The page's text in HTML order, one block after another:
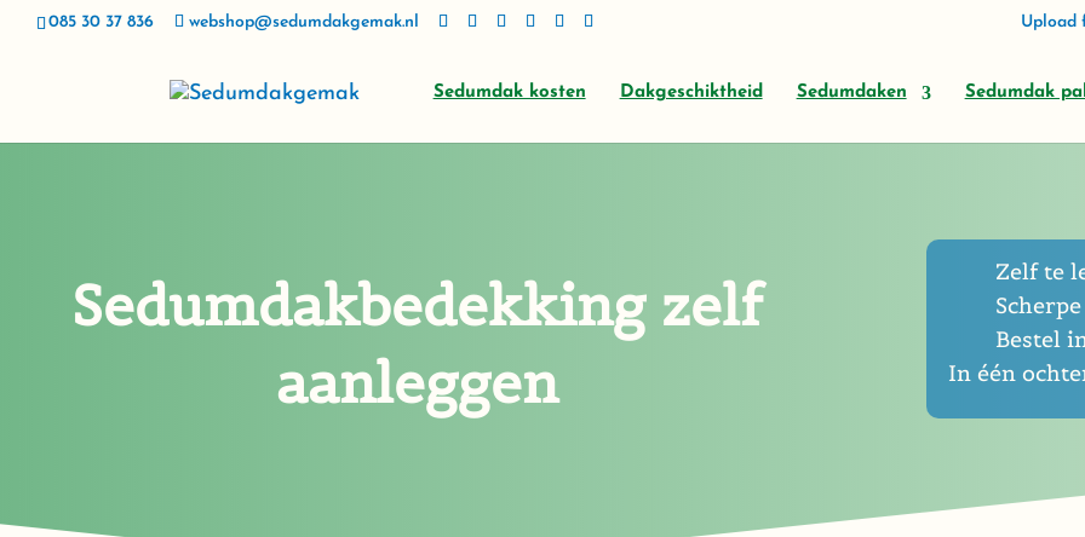
085 30 37 836 webshop@sedumdakgemak.nl Upload
Sedumdak kosten Dakgeschiktheid Sedumdaken Sedumdak
Sedumdakbedekking zelf
aanleggen
Zelf te
Bestel
In één